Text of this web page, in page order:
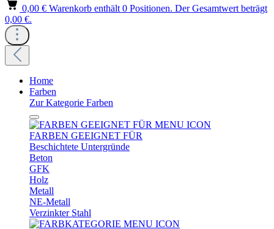
0,00 € Warenkorb enthält 0 Positionen. Der Gesamtwert beträgt
0,00 €.
Home
Farben
Zur Kategorie Farben
FARBEN GEEIGNET FÜR
Beschichtete Untergründe
Beton
GFK
Holz
Metall
NE-Metall
Verzinkter Stahl